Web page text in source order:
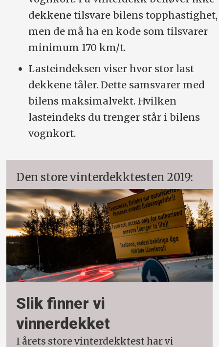
dekkene tilsvare bilens topphastighet,
men de må ha en kode som tilsvarer
minimum 170 km/t.
Lasteindeksen viser hvor stor last
dekkene tåler. Dette samsvarer med
bilens maksimalvekt. Hvilken
lasteindeks du trenger står i bilens
vognkort.
Den store vinterdekktesten 2019:
Slik finner vi
vinnerdekket
I årets store vinterdekktest har vi